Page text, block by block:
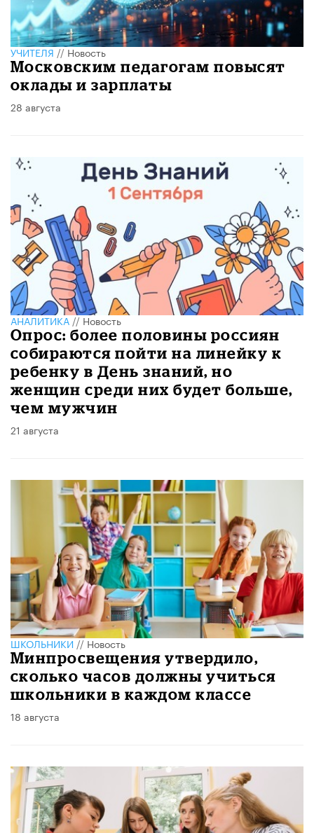
УЧИТЕЛЯ//Новость
Московским педагогам повысят
оклады и зарплаты
28 августа
АНАЛИТИКА//Новость
Опрос: более половины россиян
собираются пойти на линейку к
ребенку в День знаний, но
женщин среди них будет больше,
чем мужчин
21 августа
ШКОЛЬНИКИ//Новость
Минпросвещения утвердило,
сколько часов должны учиться
школьники в каждом классе
18 августа